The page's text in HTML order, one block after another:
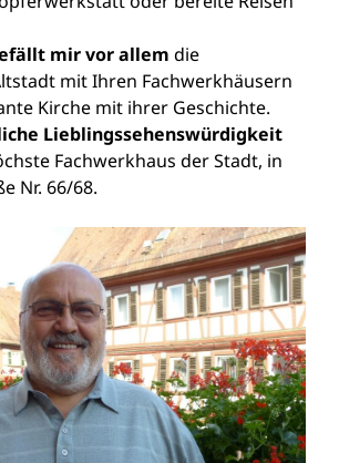
mir vor allem die
mit Ihren Fachwerkhäusern
Kirche mit ihrer Geschichte.
Lieblingssehenswürdigkeit
Fachwerkhaus der Stadt, in
Nr. 66/68.